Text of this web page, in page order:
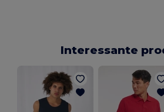
Interessante